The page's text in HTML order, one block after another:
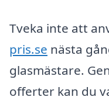
Tveka inte att
pris.se nästa
glasmästare.
offerter kan du